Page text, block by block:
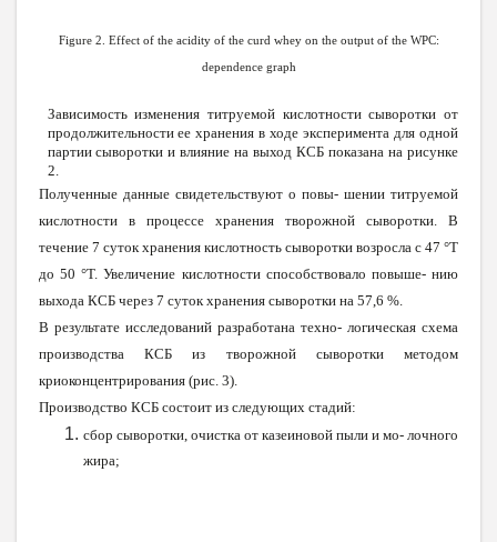
Figure 2. Effect of the acidity of the curd whey on the output of the WPC:
dependence graph
Зависимость изменения титруемой кислотности сыворотки от
продолжительности ее хранения в ходе эксперимента для одной
партии сыворотки и влияние на выход КСБ показана на рисунке
2.
Полученные данные свидетельствуют о повы- шении титруемой
кислотности в процессе хранения творожной сыворотки. В
течение 7 суток хранения кислотность сыворотки возросла с 47 °Т
до 50 °Т. Увеличение кислотности способствовало повыше- нию
выхода КСБ через 7 суток хранения сыворотки на 57,6 %.
В результате исследований разработана техно- логическая схема
производства КСБ из творожной сыворотки методом
криоконцентрирования (рис. 3).
Производство КСБ состоит из следующих стадий:
сбор сыворотки, очистка от казеиновой пыли и мо- лочного
жира;